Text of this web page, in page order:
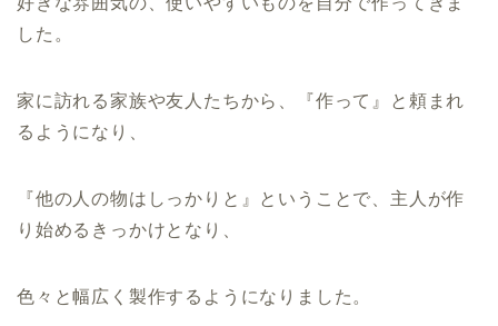
した。
家に訪れる家族や友人たちから、『作って』と頼まれ
るようになり、
『他の人の物はしっかりと』ということで、主人が作
り始めるきっかけとなり、
色々と幅広く製作するようになりました。